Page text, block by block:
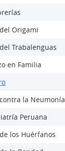
Origami
Trabalenguas
en Familia
la Neumonía
Peruana
los Huérfanos